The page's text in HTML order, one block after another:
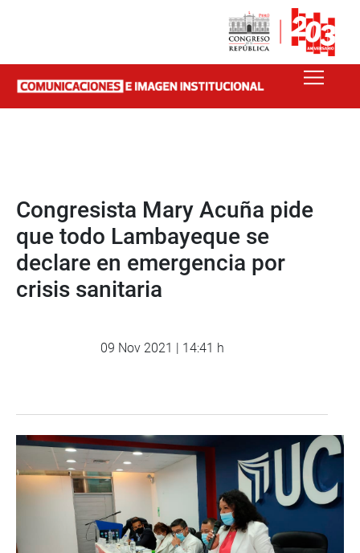
Congresista Mary Acuña pide
que todo Lambayeque se
declare en emergencia por
crisis sanitaria
09 Nov 2021 | 14:41 h